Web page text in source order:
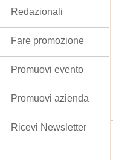
Redazionali
Fare promozione
Promuovi evento
Promuovi azienda
Ricevi Newsletter